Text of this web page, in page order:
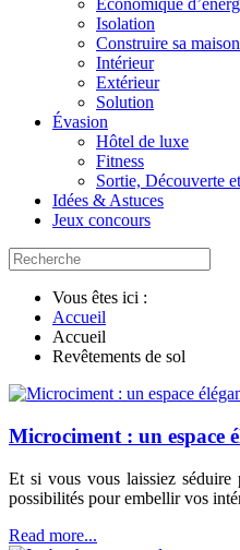
Economique
Isolation
Construire sa maison
Intérieur
Extérieur
Solution
Évasion
Hôtel de luxe
Fitness
Sortie, Découverte
Idées & Astuces
Jeux concours
Vous êtes ici :
Accueil
Accueil
Revêtements de sol
Microciment : un espace
Et si vous vous laissiez
possibilités pour embellir vos
Read more...